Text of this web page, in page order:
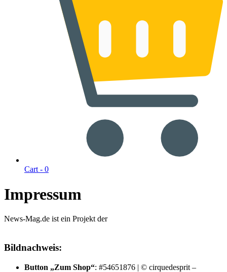
Cart - 0
Impressum
News-Mag.de ist ein Projekt der
Bildnachweis:
Button „Zum Shop“: #54651876 | © cirquedesprit –